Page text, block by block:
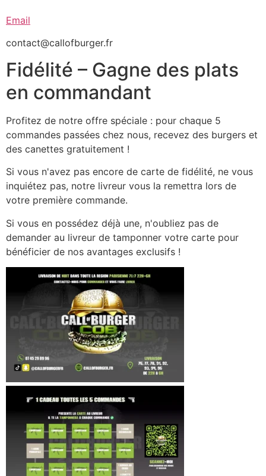
Email
contact@callofburger.fr
Fidélité – Gagne des plats
en commandant
Profitez de notre offre spéciale : pour chaque 5
commandes passées chez nous, recevez des burgers et
des canettes gratuitement !
Si vous n'avez pas encore de carte de fidélité, ne vous
inquiétez pas, notre livreur vous la remettra lors de
votre première commande.
Si vous en possédez déjà une, n'oubliez pas de
demander au livreur de tamponner votre carte pour
bénéficier de nos avantages exclusifs !